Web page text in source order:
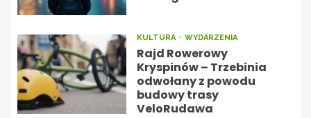
KULTURA WYDARZENIA
Rajd Rowerowy
Kryspinów – Trzebinia
odwołany z powodu
budowy trasy
VeloRudawa